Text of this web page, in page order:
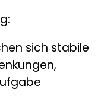
sich stabile